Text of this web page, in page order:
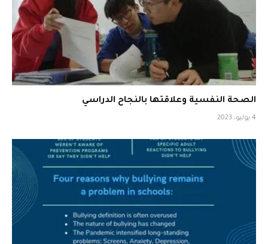
الصحة النفسية وعلاقتها بالنجاح الدراسي
4 يوليو، 2023